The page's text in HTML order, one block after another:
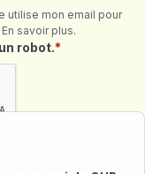
utilise mon email pour
savoir plus.
robot.